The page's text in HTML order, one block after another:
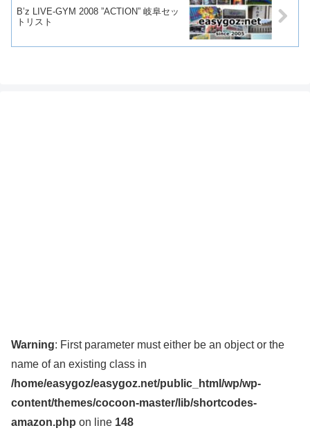
B’z LIVE-GYM 2008 ”ACTION” 岐阜セッ
トリスト
Warning: First parameter must either be an object or the
name of an existing class in
/home/easygoz/easygoz.net/public_html/wp/wp-
content/themes/cocoon-master/lib/shortcodes-
amazon.php on line 148